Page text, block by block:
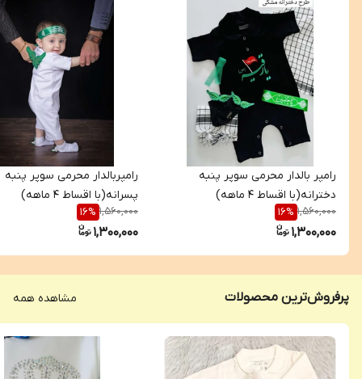
رامپر بالدار محرمی سوپر پنبه
دخترانه(با اقساط ۴ ماهه)
1,560,000
16%
1,300,000
رامپربالدار محرمی سوپر پنبه
پسرانه(با اقساط ۴ ماهه)
1,560,000
16%
1,300,000
پرفروش‌ترین محصولات مشاهده همه